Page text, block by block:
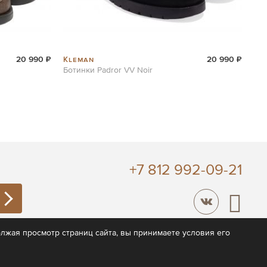
20 990 ₽ Kleman
Ботинки Padror VV Noir
20 990 ₽
+7 812 992-09-21
просмотр страниц сайта, вы принимаете условия его